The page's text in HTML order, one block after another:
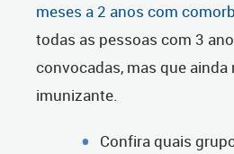
meses a 2 anos com
todas as pessoas com 3
convocadas, mas que ainda
imunizante.
Confira quais